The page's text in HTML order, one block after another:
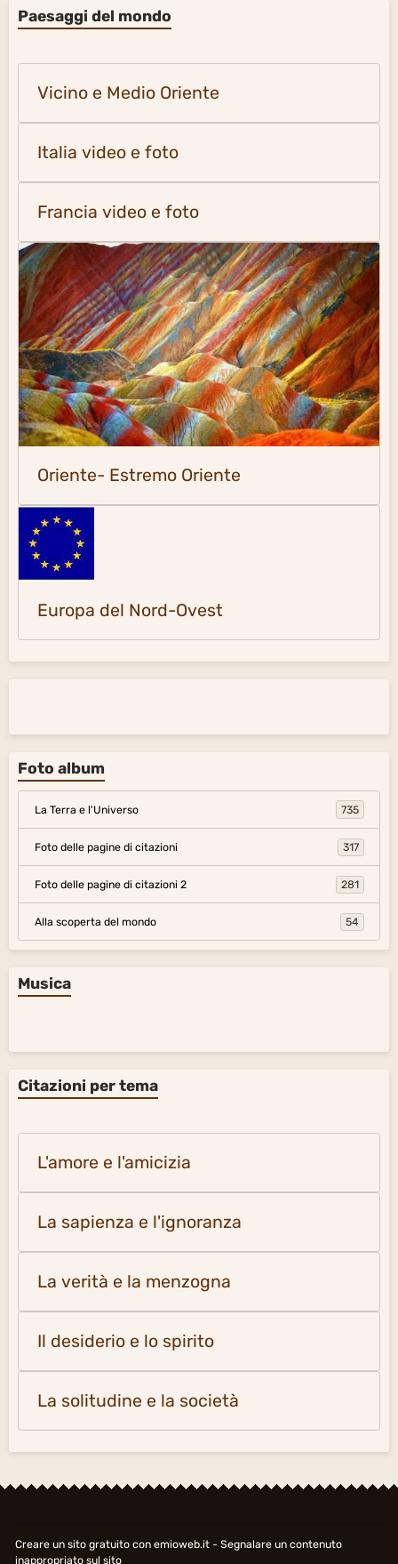
Paesaggi del mondo
Vicino e Medio Oriente
Italia video e foto
Francia video e foto
Oriente- Estremo Oriente
Europa del Nord-Ovest
Foto album
La Terra e l'Universo 735
Foto delle pagine di citazioni 317
Foto delle pagine di citazioni 2 281
Alla scoperta del mondo 54
Musica
Citazioni per tema
L'amore e l'amicizia
La sapienza e l'ignoranza
La verità e la menzogna
Il desiderio e lo spirito
La solitudine e la società
Creare un sito gratuito con emioweb.it - Segnalare un contenuto
inappropriato sul sito